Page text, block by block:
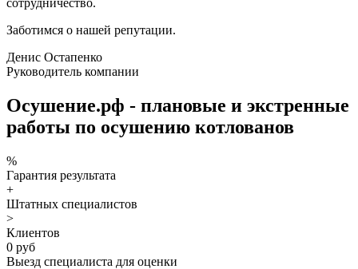
Заботимся о нашей репутации.
Денис Остапенко
Руководитель компании
Осушение.рф - плановые и экстренные
работы по осушению котлованов
%
Гарантия результата
+
Штатных специалистов
>
Клиентов
0 руб
Выезд специалиста для оценки